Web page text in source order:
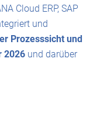
Cloud ERP, SAP
und
Prozesssicht und
2026 und darüber